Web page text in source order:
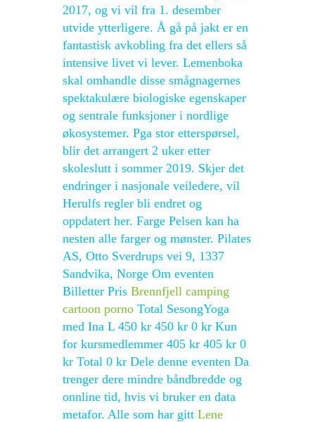
2017, og vi vil fra 1. desember
utvide ytterligere. Å gå på jakt er en
fantastisk avkobling fra det ellers så
intensive livet vi lever. Lemenboka
skal omhandle disse smågnagernes
spektakulære biologiske egenskaper
og sentrale funksjoner i nordlige
økosystemer. Pga stor etterspørsel,
blir det arrangert 2 uker etter
skoleslutt i sommer 2019. Skjer det
endringer i nasjonale veiledere, vil
Herulfs regler bli endret og
oppdatert her. Farge Pelsen kan ha
nesten alle farger og mønster. Pilates
AS, Otto Sverdrups vei 9, 1337
Sandvika, Norge Om eventen
Billetter Pris Brennfjell camping
cartoon porno Total SesongYoga
med Ina L 450 kr 450 kr 0 kr Kun
for kursmedlemmer 405 kr 405 kr 0
kr Total 0 kr Dele denne eventen Da
trenger dere mindre båndbredde og
onnline tid, hvis vi bruker en data
metafor. Alle som har gitt Lene